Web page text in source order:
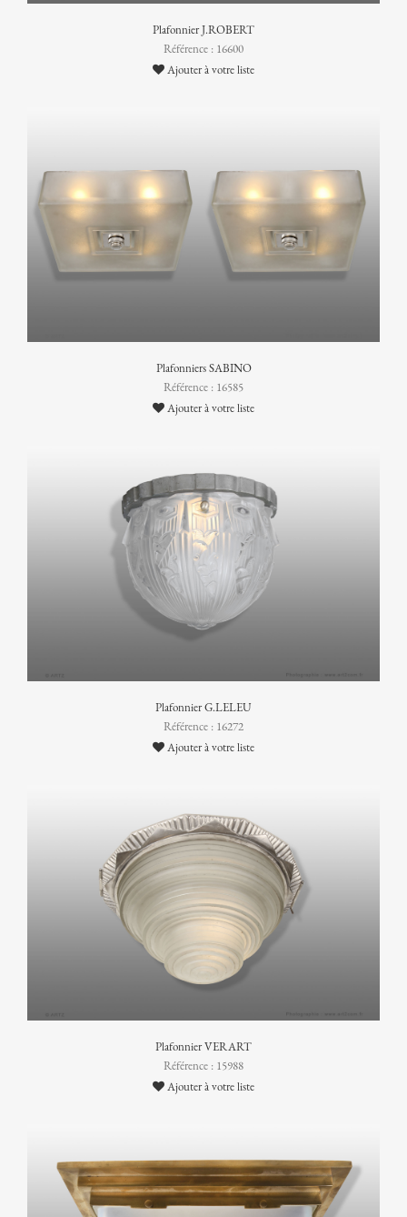
Plafonnier J.ROBERT
Référence : 16600
Ajouter à votre liste
Plafonniers SABINO
Référence : 16585
Ajouter à votre liste
Plafonnier G.LELEU
Référence : 16272
Ajouter à votre liste
Plafonnier VERART
Référence : 15988
Ajouter à votre liste